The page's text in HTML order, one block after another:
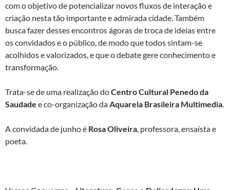
com o objetivo de potencializar novos fluxos de interação e
criação nesta tão importante e admirada cidade. Também
busca fazer desses encontros ágoras de troca de ideias entre
os convidados e o público, de modo que todos sintam-se
acolhidos e valorizados, e que o debate gere conhecimento e
transformação.
Trata-se de uma realização doCentro Cultural Penedo da
Saudade e co-organização daAquarela Brasileira Multimedia.
A convidada de junho é Rosa Oliveira, professora, ensaísta e
poeta.